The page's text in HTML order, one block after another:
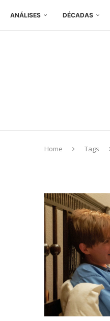
ANÁLISES DÉCADAS
Home Tags